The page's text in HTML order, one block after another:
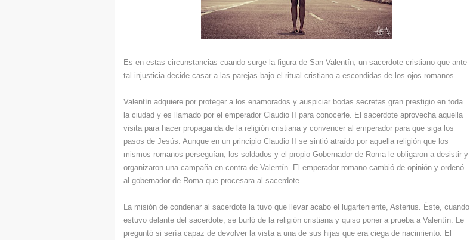
Es en estas circunstancias cuando surge la figura de San Valentín, un sacerdote cristiano que ante
tal injusticia decide casar a las parejas bajo el ritual cristiano a escondidas de los ojos romanos.
Valentín adquiere por proteger a los enamorados y auspiciar bodas secretas gran prestigio en toda
la ciudad y es llamado por el emperador Claudio II para conocerle. El sacerdote aprovecha aquella
visita para hacer propaganda de la religión cristiana y convencer al emperador para que siga los
pasos de Jesús. Aunque en un principio Claudio II se sintió atraído por aquella religión que los
mismos romanos perseguían, los soldados y el propio Gobernador de Roma le obligaron a desistir y
organizaron una campaña en contra de Valentín. El emperador romano cambió de opinión y ordenó
al gobernador de Roma que procesara al sacerdote.
La misión de condenar al sacerdote la tuvo que llevar acabo el lugarteniente, Asterius. Éste, cuando
estuvo delante del sacerdote, se burló de la religión cristiana y quiso poner a prueba a Valentín. Le
preguntó si sería capaz de devolver la vista a una de sus hijas que era ciega de nacimiento. El